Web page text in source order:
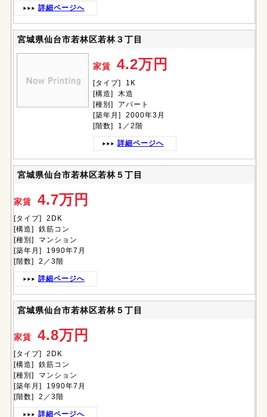
詳細ページへ
宮城県仙台市若林区若林３丁目
家賃4.2万円
[タイプ] 1K
[構造] 木造
[種別] アパート
[築年月] 2000年3月
[階数] 1／2階
詳細ページへ
宮城県仙台市若林区若林５丁目
家賃 4.7万円
[タイプ] 2DK
[構造] 鉄筋コン
[種別] マンション
[築年月] 1990年7月
[階数] 2／3階
詳細ページへ
宮城県仙台市若林区若林５丁目
家賃 4.8万円
[タイプ] 2DK
[構造] 鉄筋コン
[種別] マンション
[築年月] 1990年7月
[階数] 2／3階
詳細ページへ